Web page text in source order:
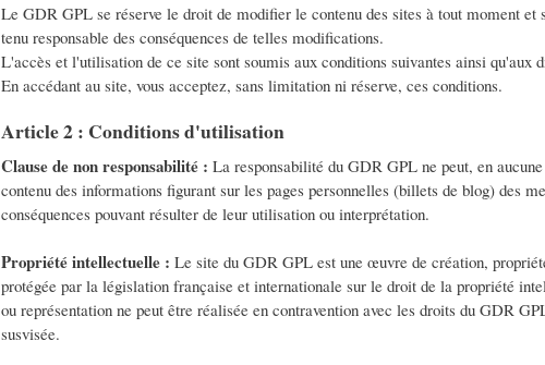
Le GDR GPL se réserve le droit de modifier le contenu des sites à tout moment et
tenu responsable des conséquences de telles modifications.
L'accès et l'utilisation de ce site sont soumis aux conditions suivantes ainsi qu'aux
En accédant au site, vous acceptez, sans limitation ni réserve, ces conditions.
Article 2 : Conditions d'utilisation
Clause de non responsabilité : La responsabilité du GDR GPL ne peut, en
contenu des informations figurant sur les pages personnelles (billets de blog) des
conséquences pouvant résulter de leur utilisation ou interprétation.
Propriété intellectuelle : Le site du GDR GPL est une œuvre de création,
protégée par la législation française et internationale sur le droit de la propriété
ou représentation ne peut être réalisée en contravention avec les droits du GDR
susvisée.